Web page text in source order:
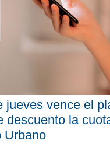
jueves vence el
descuento la
Urbano